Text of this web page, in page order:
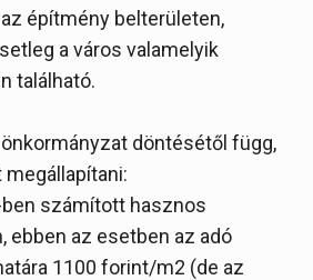
építmény belterületen,
a város valamelyik
található.
döntésétől függ,
számított hasznos
ebben az esetben az adó
1100 forint/m2 (de az